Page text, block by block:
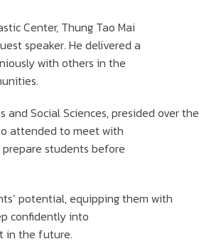
Center, Thung Tao Mai
speaker. He delivered a
with others in the
Social Sciences, presided over the
attended to meet with
students before
potential, equipping them with
confidently into
in the future.